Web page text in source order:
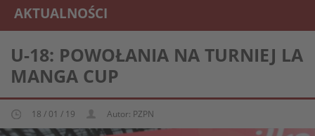
AKTUALNOŚCI
REPREZENTACJA MŁODZIEŻOWA U-18
U-18: POWOŁANIA NA TURNIEJ LA
MANGA CUP
18 / 01 / 19 Autor: PZPN